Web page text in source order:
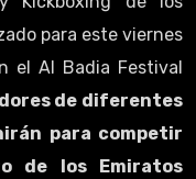
para este viernes
el Al Badia Festival
de diferentes
para competir
de los Emiratos